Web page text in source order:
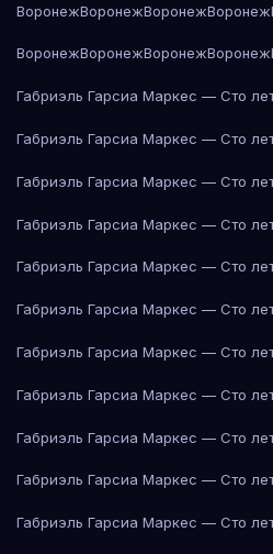
ВоронежВоронежВоронежВоронеж
ВоронежВоронежВоронежВоронеж
Габриэль Гарсиа Маркес — Сто
Габриэль Гарсиа Маркес — Сто
Габриэль Гарсиа Маркес — Сто
Габриэль Гарсиа Маркес — Сто
Габриэль Гарсиа Маркес — Сто
Габриэль Гарсиа Маркес — Сто
Габриэль Гарсиа Маркес — Сто
Габриэль Гарсиа Маркес — Сто
Габриэль Гарсиа Маркес — Сто
Габриэль Гарсиа Маркес — Сто
Габриэль Гарсиа Маркес — Сто